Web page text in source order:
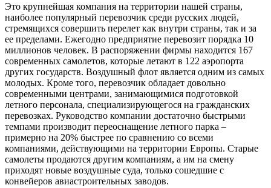
Это крупнейшая компания на территории нашей страны,
наиболее популярный перевозчик среди русских людей,
стремящихся совершить перелет как внутри страны, так и за
ее пределами. Ежегодно предприятие перевозит порядка 10
миллионов человек. В распоряжении фирмы находится 167
современных самолетов, которые летают в 122 аэропорта
других государств. Воздушный флот является одним из самых
молодых. Кроме того, перевозчик обладает довольно
современными центрами, занимающимися подготовкой
летного персонала, специализирующегося на гражданских
перевозках. Руководство компании достаточно быстрыми
темпами производит переоснащение летного парка –
примерно на 20% быстрее по сравнению со всеми
компаниями, действующими на территории Европы. Старые
самолеты продаются другим компаниям, а им на смену
приходят новые воздушные суда, только сошедшие с
конвейеров авиастроительных заводов.